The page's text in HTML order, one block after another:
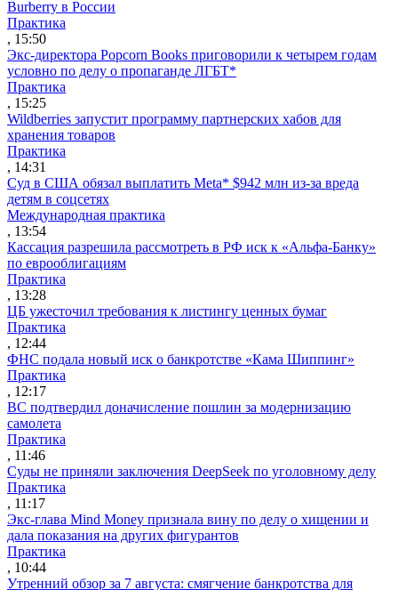
Burberry в России
Практика
, 15:50
Экс-директора Popcorn Books приговорили к четырем годам
условно по делу о пропаганде ЛГБТ*
Практика
, 15:25
Wildberries запустит программу партнерских хабов для
хранения товаров
Практика
, 14:31
Суд в США обязал выплатить Meta* $942 млн из-за вреда
детям в соцсетях
Международная практика
, 13:54
Кассация разрешила рассмотреть в РФ иск к «Альфа-Банку»
по еврооблигациям
Практика
, 13:28
ЦБ ужесточил требования к листингу ценных бумаг
Практика
, 12:44
ФНС подала новый иск о банкротстве «Кама Шиппинг»
Практика
, 12:17
ВС подтвердил доначисление пошлин за модернизацию
самолета
Практика
, 11:46
Суды не приняли заключения DeepSeek по уголовному делу
Практика
, 11:17
Экс-глава Mind Money признала вину по делу о хищении и
дала показания на других фигурантов
Практика
, 10:44
Утренний обзор за 7 августа: смягчение банкротства для